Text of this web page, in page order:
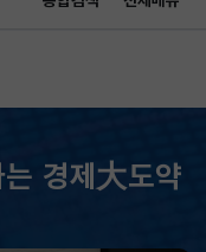
경제大도약
6258.77 37.61(하락)